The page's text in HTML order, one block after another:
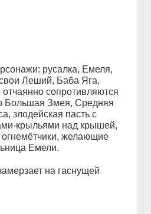
русалка, Емеля,
Леший, Баба Яга,
сопротивляются
Большая Змея, Средняя
злодейская пасть с
крыльями над крышей,
огнемётчики, желающие
Емели.
на гаснущей